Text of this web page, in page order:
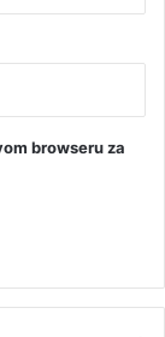
browseru za